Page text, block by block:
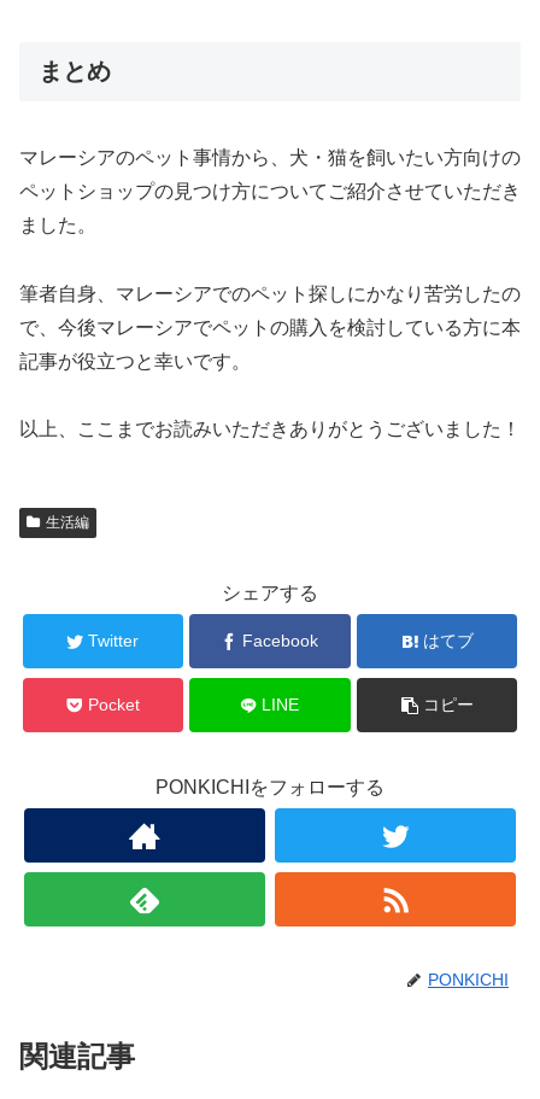
まとめ
マレーシアのペット事情から、犬・猫を飼いたい方向けの
ペットショップの見つけ方についてご紹介させていただき
ました。
筆者自身、マレーシアでのペット探しにかなり苦労したの
で、今後マレーシアでペットの購入を検討している方に本
記事が役立つと幸いです。
以上、ここまでお読みいただきありがとうございました！
生活編
シェアする
Twitter Facebook はてブ
Pocket LINE コピー
PONKICHIをフォローする
PONKICHI
関連記事